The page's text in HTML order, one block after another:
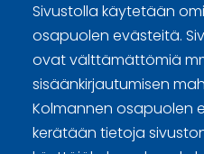
Sivustolla käytetään
osapuolen evästeitä.
ovat välttämättömiä
sisäänkirjautumisen
Kolmannen osapuolen
kerätään tietoja
Curling Finland
Curling.fi